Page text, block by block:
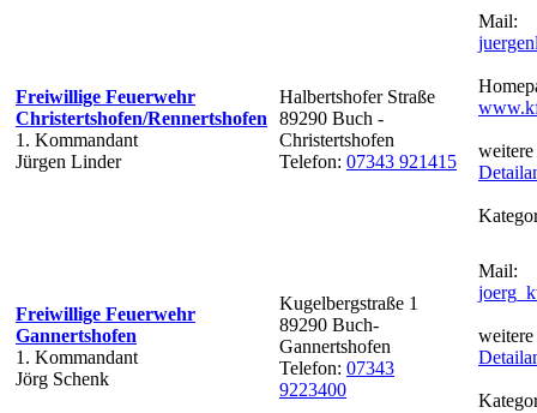
Freiwillige Feuerwehr
Christertshofen/Rennertshofen
1. Kommandant
Jürgen Linder
Halbertshofer Straße
89290 Buch -
Christertshofen
Telefon: 07343 921415
Mail:
Freiwillige Feuerwehr
Gannertshofen
1. Kommandant
Jörg Schenk
Kugelbergstraße 1
89290 Buch-
Gannertshofen
Telefon: 07343
9223400
Mail: